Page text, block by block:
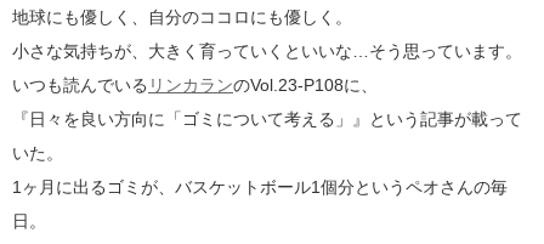
地球にも優しく、自分のココロにも優しく。
小さな気持ちが、大きく育っていくといいな…そう思っています。
いつも読んでいる リンカランのVol.23-P108に、
『日々を良い方向に「ゴミについて考える」』という記事が載って
いた。
1ヶ月に出るゴミが、バスケットボール1個分というペオさんの毎
日。